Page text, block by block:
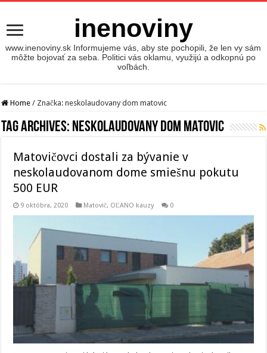
inenoviny
www.inenoviny.sk Informujeme vás, aby ste pochopili, že len vy sám
môžte bojovať za seba. Politici vás oklamu, využijú a odkopnú po
voľbách.
Home / Značka:neskolaudovany dom matovic
Tag Archives: neskolaudovany dom matovic
Matovičovci dostali za bývanie v
neskolaudovanom dome smiešnu pokutu
500 EUR
9 októbra, 2020 Matovič, OĽANO kauzy 0